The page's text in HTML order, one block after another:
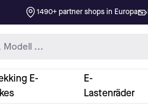
1490+ partner shops in Europa
E-
E-
Lastenräder